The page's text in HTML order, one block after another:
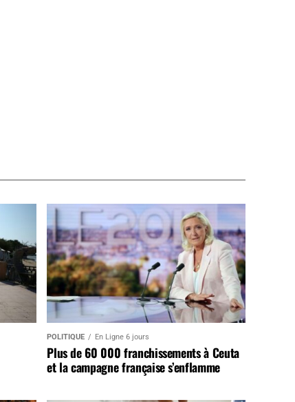
POLITIQUE En Ligne 6 jours
Plus de 60 000 franchissements à Ceuta
et la campagne française s’enflamme